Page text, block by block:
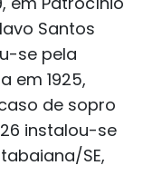
Santos
se pela
em 1925,
de sopro
instalou-se
SE,